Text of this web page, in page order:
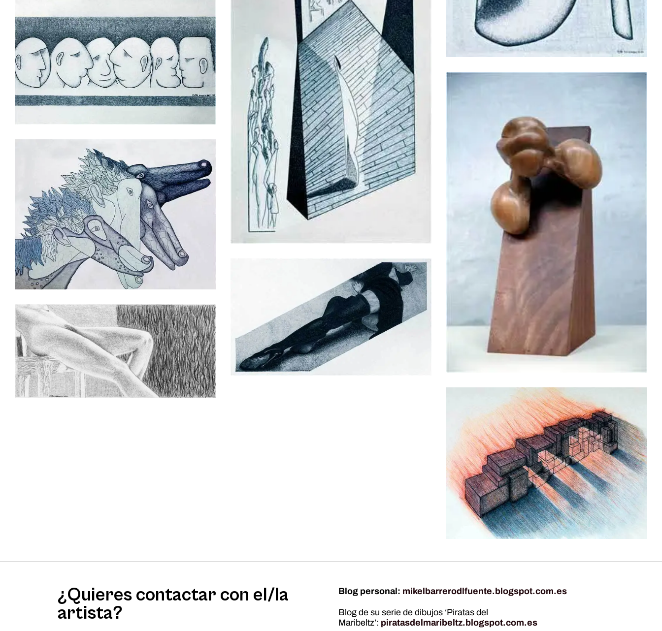
¿Quieres contactar con el/la
artista?
Blog personal: mikelbarrerodlfuente.blogspot.com.es
Blog de su serie de dibujos ‘Piratas del
Maribeltz’: piratasdelmaribeltz.blogspot.com.es